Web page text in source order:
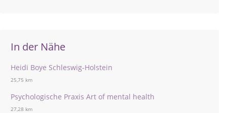
In der Nähe
Heidi Boye Schleswig-Holstein
25,75 km
Psychologische Praxis Art of mental health
27,28 km